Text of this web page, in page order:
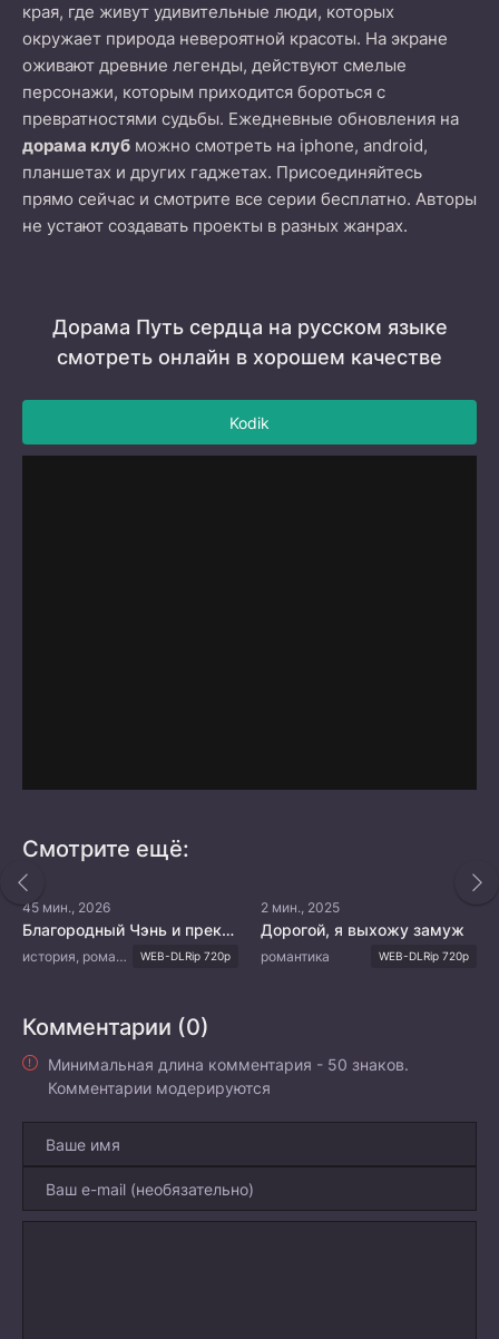
края, где живут удивительные люди, которых
окружает природа невероятной красоты. На экране
оживают древние легенды, действуют смелые
персонажи, которым приходится бороться с
превратностями судьбы. Ежедневные обновления на
дорама клуб можно смотреть на iphone, android,
планшетах и других гаджетах. Присоединяйтесь
прямо сейчас и смотрите все серии бесплатно. Авторы
не устают создавать проекты в разных жанрах.
Дорама Путь сердца на русском языке
смотреть онлайн в хорошем качестве
Kodik
Смотрите ещё:
45 мин., 2026
Благородный Чэнь и прекрасная Цзинь
история, романтика WEB-DLRip 720p
2 мин., 2025
Дорогой, я выхожу замуж
романтика WEB-DLRip 720p
Комментарии (0)
Минимальная длина комментария - 50 знаков.
Комментарии модерируются